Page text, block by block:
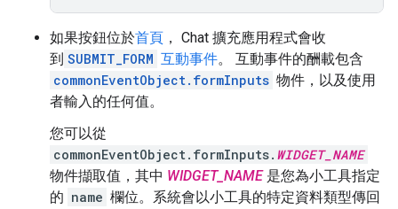
如果按鈕位於首頁 ， Chat 擴充應用程式會收
到 SUBMIT_FORM 互動事件。 互動事件的酬載包含
commonEventObject.formInputs 物件，以及使用
者輸入的任何值。
您可以從
commonEventObject.formInputs. WIDGET_NAME
物件擷取值，其中 WIDGET_NAME是您為小工具指定
的 name 欄位。系統會以小工具的特定資料類型傳回